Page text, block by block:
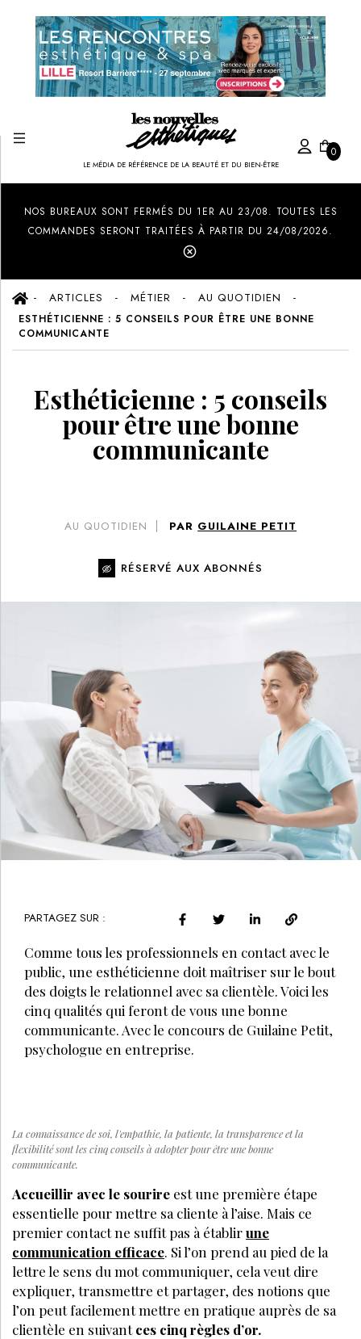
LE MÉDIA DE RÉFÉRENCE DE LA BEAUTÉ ET DU BIEN-ÊTRE
0
NOS BUREAUX SONT FERMÉS DU 1ER AU 23/08. TOUTES LES
COMMANDES SERONT TRAITÉES À PARTIR DU 24/08/2026.
ARTICLES MÉTIER AU QUOTIDIEN
ESTHÉTICIENNE : 5 CONSEILS POUR ÊTRE UNE BONNE
COMMUNICANTE
Esthéticienne : 5 conseils
pour être une bonne
communicante
AU QUOTIDIEN PAR GUILAINE PETIT
RÉSERVÉ AUX ABONNÉS
PARTAGEZ SUR :
Comme tous les professionnels en contact avec le
public, une esthéticienne doit maîtriser sur le bout
des doigts le relationnel avec sa clientèle. Voici les
cinq qualités qui feront de vous une bonne
communicante. Avec le concours de Guilaine Petit,
psychologue en entreprise.
La connaissance de soi, l'empathie, la patiente, la transparence et la
flexibilité sont les cinq conseils à adopter pour être une bonne
communicante.
Accueillir avec le sourire est une première étape
essentielle pour mettre sa cliente à l’aise. Mais ce
premier contact ne suffit pas à établirune
communication efficace. Si l’on prend au pied de la
lettre le sens du mot communiquer, cela veut dire
expliquer, transmettre et partager, des notions que
l’on peut facilement mettre en pratique auprès de sa
clientèle en suivantces cinq règles d’or.